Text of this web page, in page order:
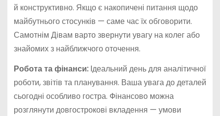
й конструктивно. Якщо є накопичені питання щодо
майбутнього стосунків — саме час їх обговорити.
Самотнім Дівам варто звернути увагу на колег або
знайомих з найближчого оточення.
Робота та фінанси:Ідеальний день для аналітичної
роботи, звітів та планування. Ваша увага до деталей
сьогодні особливо гостра. Фінансово можна
розглянути довгострокові вкладення — умови